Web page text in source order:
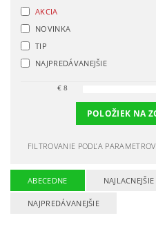
AKCIA
NOVINKA
TIP
NAJPREDÁVANEJŠIE
€8
POLOŽIEK NA
FILTROVANIE PODĽA
ABECEDNE NAJLACNEJŠIE
NAJPREDÁVANEJŠIE